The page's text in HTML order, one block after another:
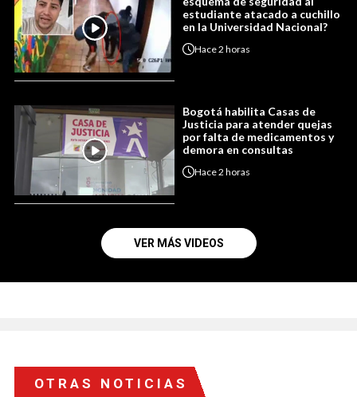
estudiante atacado a cuchillo
en la Universidad Nacional?
Hace2 horas
Bogotá habilita Casas de
Justicia para atender quejas
por falta de medicamentos y
demora en consultas
Hace2 horas
VER MÁS VIDEOS
OTRAS NOTICIAS